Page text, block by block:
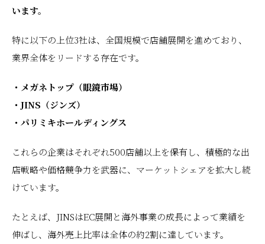
います。
特に以下の上位3社は、全国規模で店舗展開を進めており、
業界全体をリードする存在です。
・メガネトップ（眼鏡市場）
・JINS（ジンズ）
・パリミキホールディングス
これらの企業はそれぞれ500店舗以上を保有し、積極的な出
店戦略や価格競争力を武器に、マーケットシェアを拡大し続
けています。
たとえば、JINSはEC展開と海外事業の成長によって業績を
伸ばし、海外売上比率は全体の約2割に達しています。